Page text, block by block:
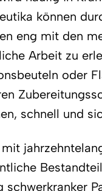
können
eng mit den
Arbeit zu
oder
schnell und